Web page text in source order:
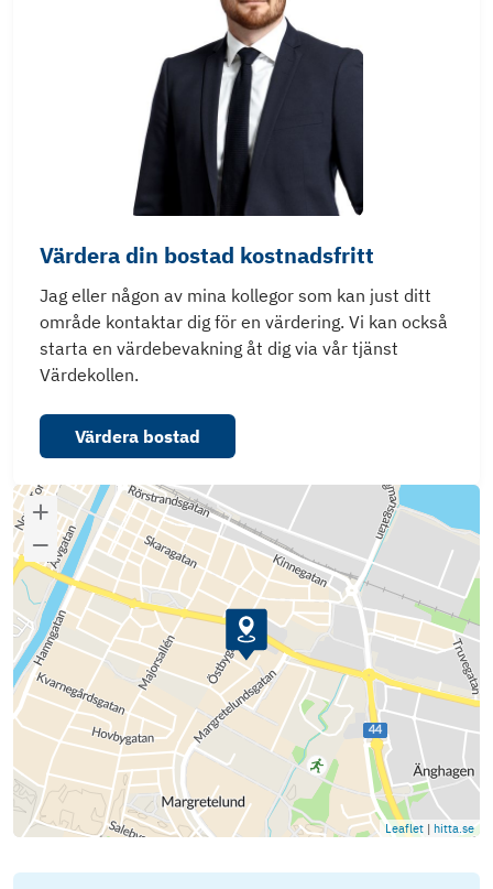
Värdera din bostad kostnadsfritt
Jag eller någon av mina kollegor som kan just ditt
område kontaktar dig för en värdering. Vi kan också
starta en värdebevakning åt dig via vår tjänst
Värdekollen.
Värdera bostad
Leaflet | hitta.se